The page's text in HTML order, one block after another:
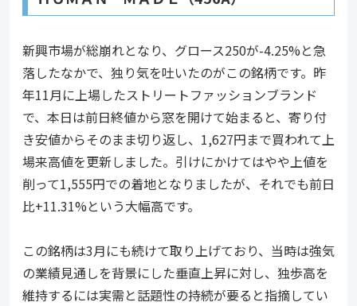
新興市場が総崩れとなり、グロース250が-4.25%と急
落したなかで、独り気を吐いたのがこの銘柄です。昨
年11月に上場したストリートファッションブランド
で、本日は前日終値から窓を開けて始まると、寄り付
き安値からそのまま切り返し、1,627円まで買われて上
場来高値を更新しました。引けにかけてはやや上値を
削って1,555円での着地となりましたが、それでも前日
比+11.31%という大幅高です。
この銘柄は3月にも続けて取り上げており、当時は強気
の業績見通しを背景にした垂直上昇に対し、独歩高を
維持するには実需と話題性の持続が要ると指摘してい